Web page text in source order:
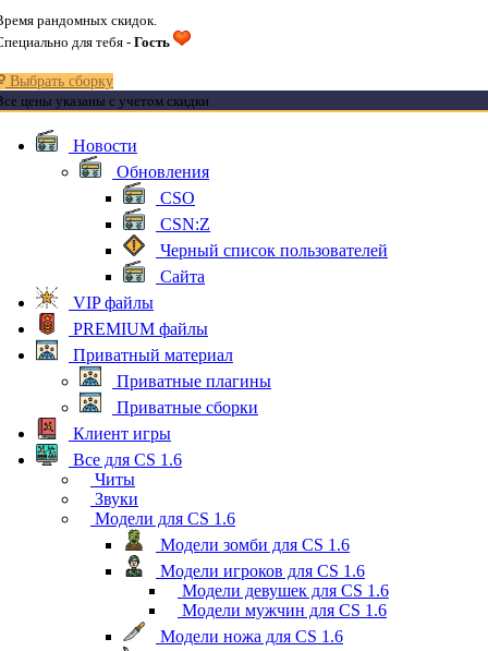
рандомных скидок.
для тебя - Гость
Выбрать сборку
цены указаны с учетом скидки
Новости
Обновления
CSO
CSN:Z
Черный список пользователей
Сайта
VIP файлы
PREMIUM файлы
Приватный материал
Приватные плагины
Приватные сборки
Клиент игры
Все для CS 1.6
Читы
Звуки
Модели для CS 1.6
Модели зомби для CS 1.6
Модели игроков для CS 1.6
Модели девушек для CS 1.6
Модели мужчин для CS 1.6
Модели ножа для CS 1.6